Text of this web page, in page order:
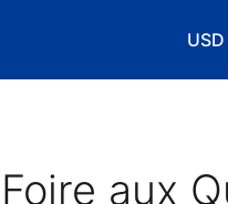
USD
Foire aux